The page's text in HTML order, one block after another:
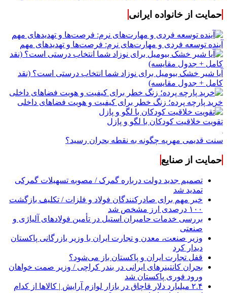
حمایت از خانواده ایرانی
آینده توسعه فردی و مهارت‌های نرم: فرصت‌ها و تهدیدهای مهم
آیا شیر خشک بیومیل برای نوزاد شما انتخاب درستی است؟ (نقد
کامل + جدول مقایسه)
خرید پارچه پرده؛ زنگ خطر برای کیفیت و هویت فضاهای داخلی
تقویت خلاقیت کودکان با لگو و پازل
سنت قدیمی مهریه چگونه به نقطه بحران رسید؟
حمایت از صنایع
تصمیم جدید دولت درباره گمرک / مصوبه تسهیلات گمرکی
تمدید شد
خبر مهم برای صادرکنندگان فولاد و فلزات / تکلیف بازگشت
۱۰۰ درصدی ارز مشخص شد
بررسی خدمات حامیران استیل در تأمین فولادهای آلیاژی و
صنعتی
وزیر صنعت، معدن و تجارت ایران با وزیر بازرگانی پاکستان
دیدار کرد
قفل تجارت ایران و پاکستان باز می‌شود؟
بحران کانتینر‌های ایرانی در بندر کراچی / وزیر صمت خواهان
ورود فوری پاکستان شد
۲.۴ میلیارد دلار قاچاق در بازار لوازم آرایش | کالاها از کدام